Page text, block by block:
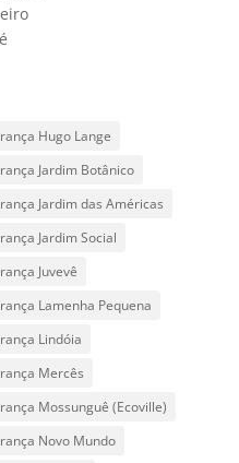
Hugo Lange
Jardim Botânico
Jardim das Américas
Jardim Social
Juvevê
Lamenha Pequena
Lindóia
Mercês
Mossunguê (Ecoville)
Novo Mundo